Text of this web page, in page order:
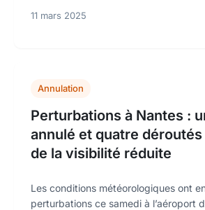
11 mars 2025
Annulation
Perturbations à Nantes :
annulé et quatre
de la visibilité réduite
Les conditions météorologiques ont
perturbations ce samedi à l’aéroport